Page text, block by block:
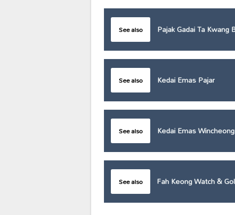
See also Pajak Gadai Ta Kwang
See also Kedai Emas Pajar
See also Kedai Emas
See also Fah Keong Watch &